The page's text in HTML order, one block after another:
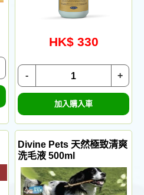
HK$ 330
+
-
加入購入車
Divine Pets 天然極致清爽
洗毛液 500ml